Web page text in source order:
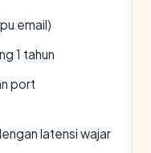
email)
1 tahun
port
latensi wajar